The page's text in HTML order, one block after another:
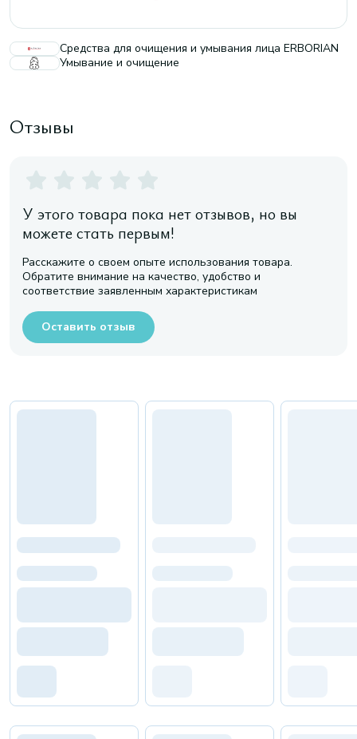
Средства для очищения и умывания лица ERBORIAN
Умывание и очищение
Отзывы
У этого товара пока нет отзывов, но вы
можете стать первым!
Расскажите о своем опыте использования товара.
Обратите внимание на качество, удобство и
соответствие заявленным характеристикам
Оставить отзыв